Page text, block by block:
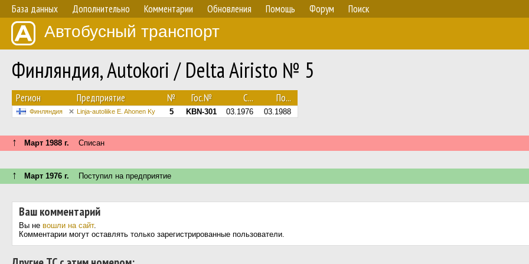
База данных Дополнительно Комментарии Обновления Помощь Форум Поиск
Автобусный транспорт
Финляндия, Autokori / Delta Airisto № 5
Регион Предприятие № Гос.№ С... По...
Финляндия Linja-autoliike E. Ahonen Ky 5 KBN-301 03.1976 03.1988
↑ Март 1988 г. Списан
↑ Март 1976 г. Поступил на предприятие
Ваш комментарий
Вы не вошли на сайт.
Комментарии могут оставлять только зарегистрированные пользователи.